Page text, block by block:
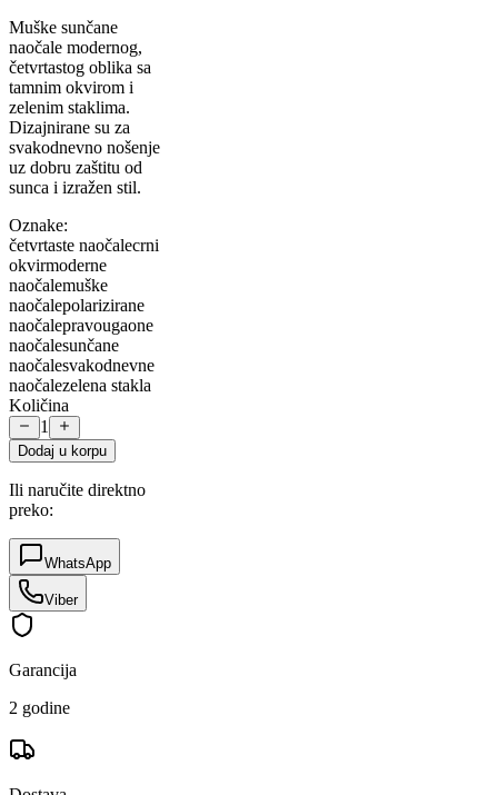
Muške sunčane
naočale modernog,
četvrtastog oblika sa
tamnim okvirom i
zelenim staklima.
Dizajnirane su za
svakodnevno nošenje
uz dobru zaštitu od
sunca i izražen stil.
Oznake:
četvrtaste naočalecrni
okvirmoderne
naočalemuške
naočalepolarizirane
naočalepravougaone
naočalesunčane
naočalesvakodnevne
naočalezelena stakla
Količina
1
Dodaj u korpu
Ili naručite direktno
preko:
WhatsApp
Viber
Garancija
2 godine